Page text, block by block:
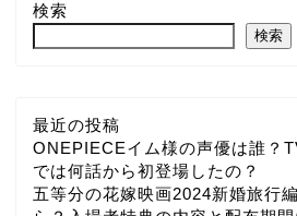
検索
検索
最近の投稿
ONEPIECEイム様の声優は誰？
では何話から初登場したの？
五等分の花嫁映画2024新婚旅行